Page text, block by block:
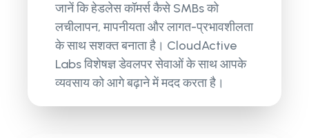
जानें कि हेडलेस कॉमर्स कैसे SMBs को
लचीलापन, मापनीयता और लागत-प्रभावशीलता
के साथ सशक्त बनाता है। CloudActive
Labs विशेषज्ञ डेवलपर सेवाओं के साथ आपके
व्यवसाय को आगे बढ़ाने में मदद करता है।